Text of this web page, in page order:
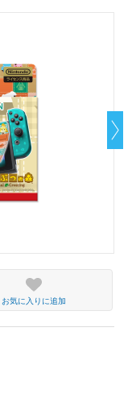
お気に入りに追加